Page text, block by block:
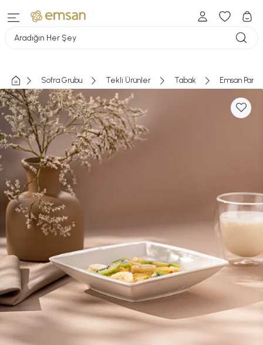
Aradığın Her Şey
Sofra Grubu Tekli Ürünler Tabak Emsan